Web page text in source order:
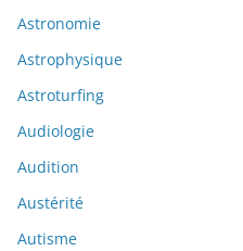
Astronomie
Astrophysique
Astroturfing
Audiologie
Audition
Austérité
Autisme